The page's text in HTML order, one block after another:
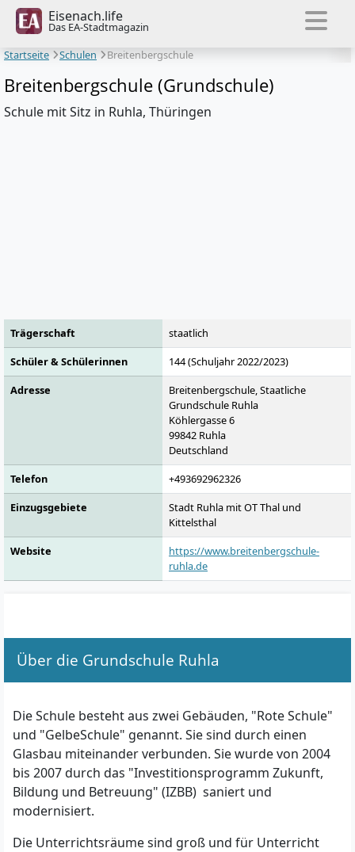
Eisenach.life
Das EA-Stadtmagazin
Startseite
Schulen Breitenbergschule
Breitenbergschule (Grundschule)
Schule mit Sitz in Ruhla, Thüringen
Trägerschaft
staatlich
Schüler & Schülerinnen
144 (Schuljahr 2022/2023)
Adresse
Breitenbergschule, Staatliche
Grundschule Ruhla
Köhlergasse 6
99842 Ruhla
Deutschland
Telefon
+493692962326
Einzugsgebiete
Stadt Ruhla mit OT Thal und
Kittelsthal
Website
https://www.breitenbergschule-
ruhla.de
Über die Grundschule Ruhla
Die Schule besteht aus zwei Gebäuden, "Rote Schule"
und "GelbeSchule" genannt. Sie sind durch einen
Glasbau miteinander verbunden. Sie wurde von 2004
bis 2007 durch das "Investitionsprogramm Zukunft,
Bildung und Betreuung" (IZBB) saniert und
modernisiert.
Die Unterrichtsräume sind groß und für Unterricht